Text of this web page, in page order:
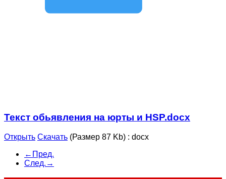
Текст обьявления на юрты и HSP.docx
Открыть Скачать (Размер 87 Kb) : docx
←Пред.
След.→